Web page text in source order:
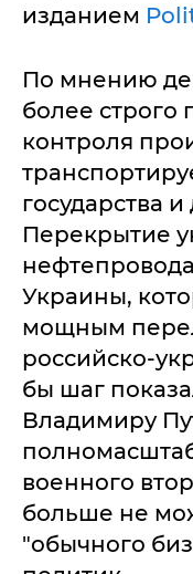
изданием
По мнению
более строго
контроля
государства
Перекрытие
Украины,
мощным
российско-
бы шаг
Владимиру
военного
больше не
"обычного